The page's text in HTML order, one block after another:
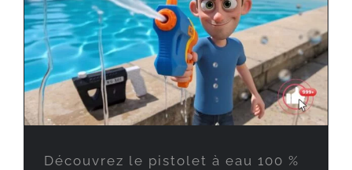
Découvrez le pistolet à eau 100 %